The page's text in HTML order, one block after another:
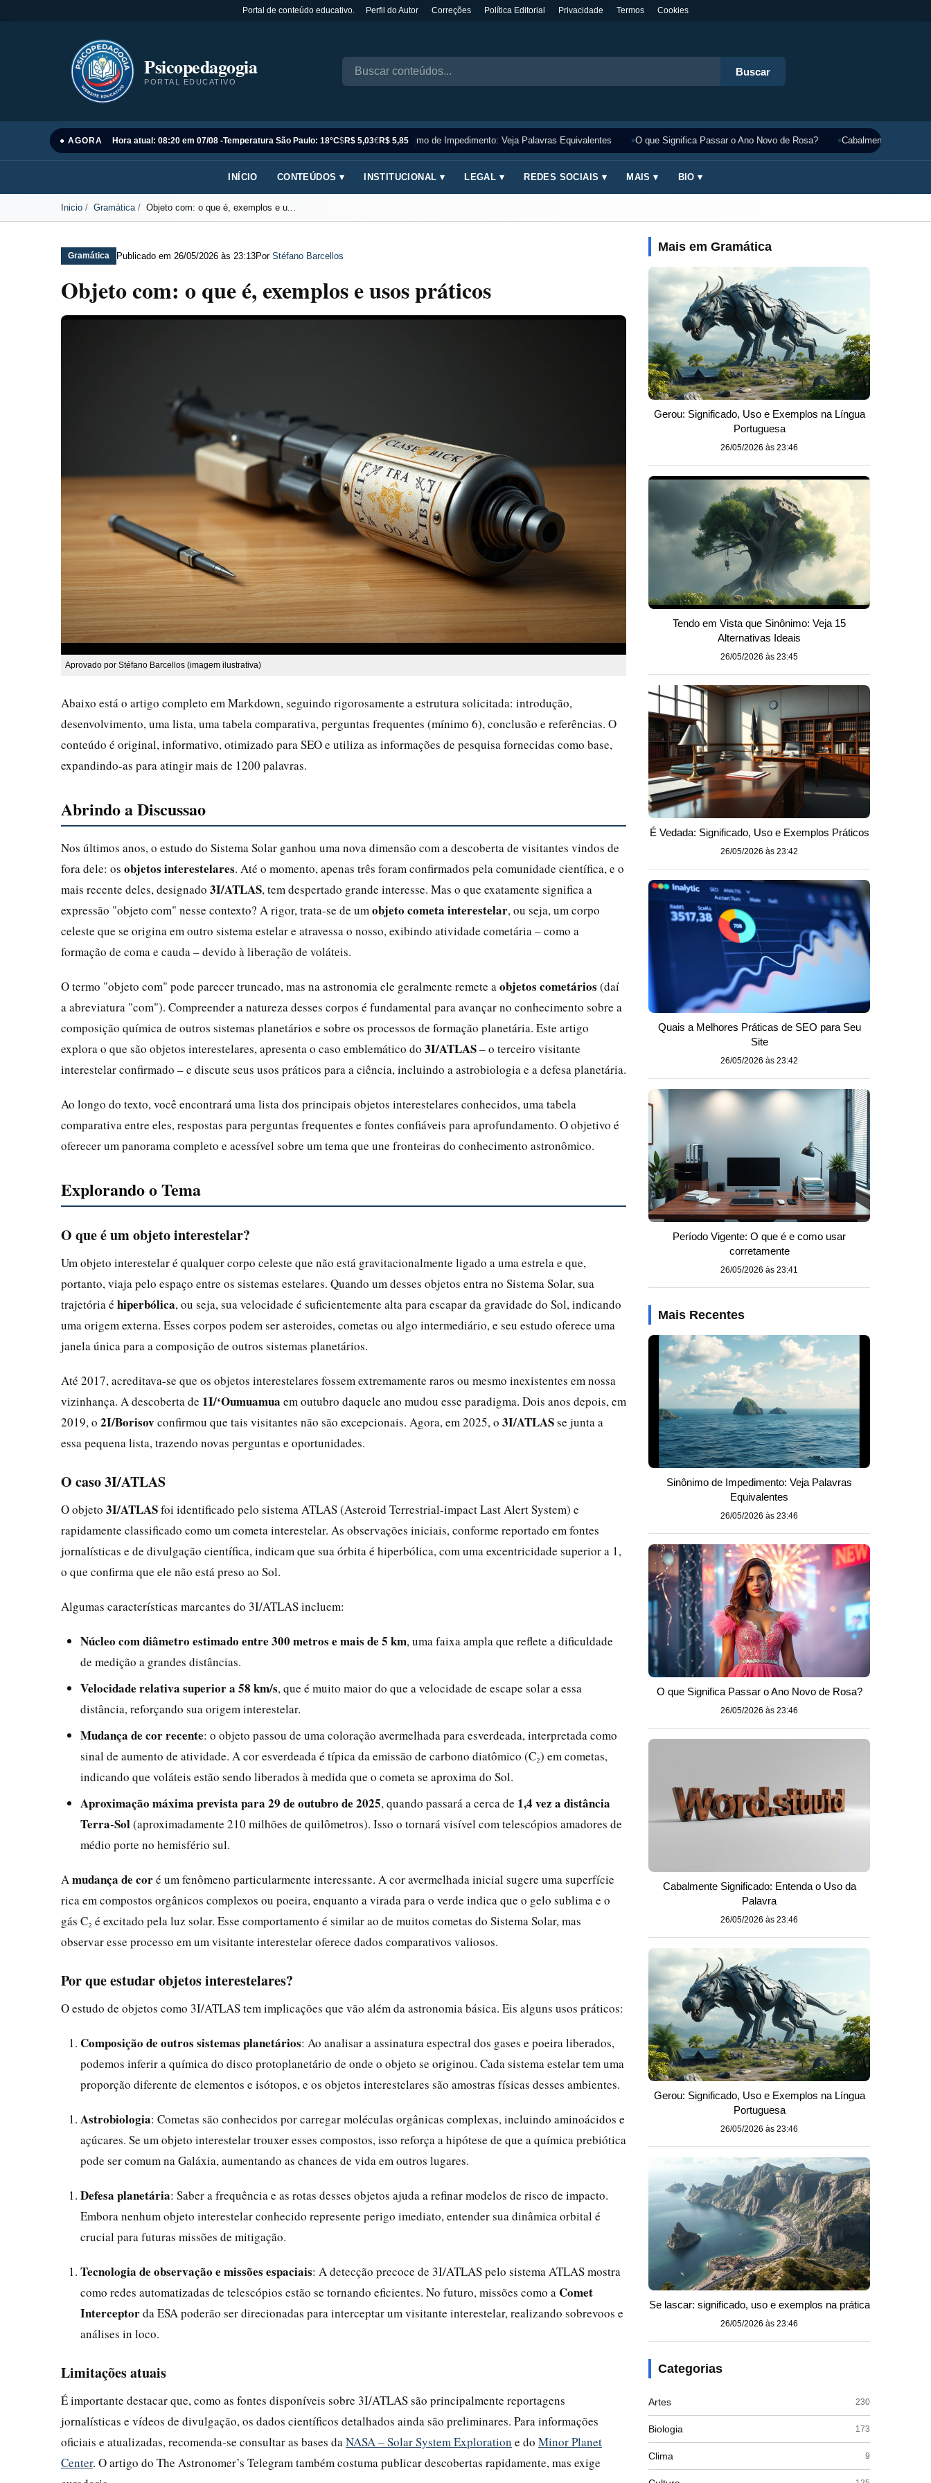
Portal de conteúdo educativo. Perfil do Autor Correções Política Editorial Privacidade Termos Cookies
Psicopedagogia
PORTAL EDUCATIVO
Buscar
● AGORA Hora atual: 08:20 em 07/08 -Temperatura São Paulo: 18°C$R$ 5,03€R$ 5,85
Sinônimo de Impedimento: Veja Palavras Equivalentes O que Significa Passar o Ano Novo de Rosa? Cabalmente
INÍCIO CONTEÚDOS ▾ INSTITUCIONAL ▾ LEGAL ▾ REDES SOCIAIS ▾ MAIS ▾ BIO ▾
Inicio Gramática Objeto com: o que é, exemplos e u...
Gramática Publicado em 26/05/2026 às 23:13Por Stéfano Barcellos
Objeto com: o que é, exemplos e usos práticos
Aprovado por Stéfano Barcellos (imagem ilustrativa)
Abaixo está o artigo completo em Markdown, seguindo rigorosamente a estrutura solicitada: introdução,
desenvolvimento, uma lista, uma tabela comparativa, perguntas frequentes (mínimo 6), conclusão e referências. O
conteúdo é original, informativo, otimizado para SEO e utiliza as informações de pesquisa fornecidas como base,
expandindo-as para atingir mais de 1200 palavras.
Abrindo a Discussao
Nos últimos anos, o estudo do Sistema Solar ganhou uma nova dimensão com a descoberta de visitantes vindos de
fora dele: os objetos interestelares. Até o momento, apenas três foram confirmados pela comunidade científica, e o
mais recente deles, designado 3I/ATLAS, tem despertado grande interesse. Mas o que exatamente significa a
expressão "objeto com" nesse contexto? A rigor, trata-se de um objeto cometa interestelar, ou seja, um corpo
celeste que se origina em outro sistema estelar e atravessa o nosso, exibindo atividade cometária – como a
formação de coma e cauda – devido à liberação de voláteis.
O termo "objeto com" pode parecer truncado, mas na astronomia ele geralmente remete a objetos cometários (daí
a abreviatura "com"). Compreender a natureza desses corpos é fundamental para avançar no conhecimento sobre a
composição química de outros sistemas planetários e sobre os processos de formação planetária. Este artigo
explora o que são objetos interestelares, apresenta o caso emblemático do 3I/ATLAS– o terceiro visitante
interestelar confirmado – e discute seus usos práticos para a ciência, incluindo a astrobiologia e a defesa planetária.
Ao longo do texto, você encontrará uma lista dos principais objetos interestelares conhecidos, uma tabela
comparativa entre eles, respostas para perguntas frequentes e fontes confiáveis para aprofundamento. O objetivo é
oferecer um panorama completo e acessível sobre um tema que une fronteiras do conhecimento astronômico.
Explorando o Tema
O que é um objeto interestelar?
Um objeto interestelar é qualquer corpo celeste que não está gravitacionalmente ligado a uma estrela e que,
portanto, viaja pelo espaço entre os sistemas estelares. Quando um desses objetos entra no Sistema Solar, sua
trajetória é hiperbólica, ou seja, sua velocidade é suficientemente alta para escapar da gravidade do Sol, indicando
uma origem externa. Esses corpos podem ser asteroides, cometas ou algo intermediário, e seu estudo oferece uma
janela única para a composição de outros sistemas planetários.
Até 2017, acreditava-se que os objetos interestelares fossem extremamente raros ou mesmo inexistentes em nossa
vizinhança. A descoberta de 1I/ʻOumuamua em outubro daquele ano mudou esse paradigma. Dois anos depois, em
2019, o 2I/Borisovconfirmou que tais visitantes não são excepcionais. Agora, em 2025, o 3I/ATLASse junta a
essa pequena lista, trazendo novas perguntas e oportunidades.
O caso 3I/ATLAS
O objeto 3I/ATLASfoi identificado pelo sistema ATLAS (Asteroid Terrestrial-impact Last Alert System) e
rapidamente classificado como um cometa interestelar. As observações iniciais, conforme reportado em fontes
jornalísticas e de divulgação científica, indicam que sua órbita é hiperbólica, com uma excentricidade superior a 1,
o que confirma que ele não está preso ao Sol.
Algumas características marcantes do 3I/ATLAS incluem:
Núcleo com diâmetro estimado entre 300 metros e mais de 5 km, uma faixa ampla que reflete a dificuldade
de medição a grandes distâncias.
Velocidade relativa superior a 58 km/s, que é muito maior do que a velocidade de escape solar a essa
distância, reforçando sua origem interestelar.
Mudança de cor recente: o objeto passou de uma coloração avermelhada para esverdeada, interpretada como
sinal de aumento de atividade. A cor esverdeada é típica da emissão de carbono diatômico (C₂) em cometas,
indicando que voláteis estão sendo liberados à medida que o cometa se aproxima do Sol.
Aproximação máxima prevista para 29 de outubro de 2025, quando passará a cerca de 1,4 vez a distância
Terra-Sol(aproximadamente 210 milhões de quilômetros). Isso o tornará visível com telescópios amadores de
médio porte no hemisfério sul.
A mudança de coré um fenômeno particularmente interessante. A cor avermelhada inicial sugere uma superfície
rica em compostos orgânicos complexos ou poeira, enquanto a virada para o verde indica que o gelo sublima e o
gás C₂ é excitado pela luz solar. Esse comportamento é similar ao de muitos cometas do Sistema Solar, mas
observar esse processo em um visitante interestelar oferece dados comparativos valiosos.
Por que estudar objetos interestelares?
O estudo de objetos como 3I/ATLAS tem implicações que vão além da astronomia básica. Eis alguns usos práticos:
Composição de outros sistemas planetários: Ao analisar a assinatura espectral dos gases e poeira liberados,
podemos inferir a química do disco protoplanetário de onde o objeto se originou. Cada sistema estelar tem uma
proporção diferente de elementos e isótopos, e os objetos interestelares são amostras físicas desses ambientes.
Astrobiologia: Cometas são conhecidos por carregar moléculas orgânicas complexas, incluindo aminoácidos e
açúcares. Se um objeto interestelar trouxer esses compostos, isso reforça a hipótese de que a química prebiótica
pode ser comum na Galáxia, aumentando as chances de vida em outros lugares.
Defesa planetária: Saber a frequência e as rotas desses objetos ajuda a refinar modelos de risco de impacto.
Embora nenhum objeto interestelar conhecido represente perigo imediato, entender sua dinâmica orbital é
crucial para futuras missões de mitigação.
Tecnologia de observação e missões espaciais: A detecção precoce de 3I/ATLAS pelo sistema ATLAS mostra
como redes automatizadas de telescópios estão se tornando eficientes. No futuro, missões como a Comet
Interceptorda ESA poderão ser direcionadas para interceptar um visitante interestelar, realizando sobrevoos e
análises in loco.
Limitações atuais
É importante destacar que, como as fontes disponíveis sobre 3I/ATLAS são principalmente reportagens
jornalísticas e vídeos de divulgação, os dados científicos detalhados ainda são preliminares. Para informações
oficiais e atualizadas, recomenda-se consultar as bases da NASA – Solar System Exploration e do Minor Planet
Center. O artigo do The Astronomer’s Telegram também costuma publicar descobertas rapidamente, mas exige
Mais em Gramática
Gerou: Significado, Uso e Exemplos na Língua
Portuguesa
26/05/2026 às 23:46
Tendo em Vista que Sinônimo: Veja 15
Alternativas Ideais
26/05/2026 às 23:45
É Vedada: Significado, Uso e Exemplos Práticos
26/05/2026 às 23:42
Quais a Melhores Práticas de SEO para Seu
Site
26/05/2026 às 23:42
Período Vigente: O que é e como usar
corretamente
26/05/2026 às 23:41
Mais Recentes
Sinônimo de Impedimento: Veja Palavras
Equivalentes
26/05/2026 às 23:46
O que Significa Passar o Ano Novo de Rosa?
26/05/2026 às 23:46
Cabalmente Significado: Entenda o Uso da
Palavra
26/05/2026 às 23:46
Gerou: Significado, Uso e Exemplos na Língua
Portuguesa
26/05/2026 às 23:46
Se lascar: significado, uso e exemplos na prática
26/05/2026 às 23:46
Categorias
Artes 230
Biologia 173
Clima 9